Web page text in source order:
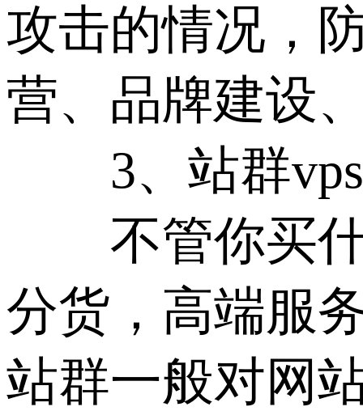
攻击的情况，
营、品牌建设
3、站群vps
不管你买什
分货，高端服
站群一般对网